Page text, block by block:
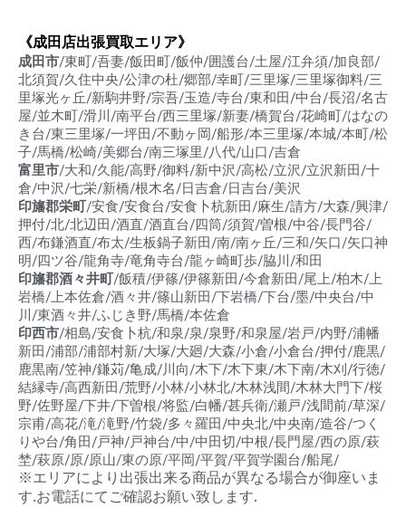
《成田店出張買取エリア》
成田市/東町/吾妻/飯田町/飯仲/囲護台/土屋/江弁須/加良部/
北須賀/久住中央/公津の杜/郷部/幸町/三里塚/三里塚御料/三
里塚光ヶ丘/新駒井野/宗吾/玉造/寺台/東和田/中台/長沼/名古
屋/並木町/滑川/南平台/西三里塚/新妻/橋賀台/花崎町/はなの
き台/東三里塚/一坪田/不動ヶ岡/船形/本三里塚/本城/本町/松
子/馬橋/松崎/美郷台/南三塚里/八代/山口/吉倉
富里市/大和/久能/高野/御料/新中沢/高松/立沢/立沢新田/十
倉/中沢/七栄/新橋/根木名/日吉倉/日吉台/美沢
印旛郡栄町/安食/安食台/安食卜杭新田/麻生/請方/大森/興津/
押付/北/北辺田/酒直/酒直台/四筒/須賀/曽根/中谷/長門谷/
西/布鎌酒直/布太/生板鍋子新田/南/南ヶ丘/三和/矢口/矢口神
明/四ツ谷/龍角寺/竜角寺台/龍ヶ崎町歩/脇川/和田
印旛郡酒々井町/飯積/伊篠/伊篠新田/今倉新田/尾上/柏木/上
岩橋/上本佐倉/酒々井/篠山新田/下岩橋/下台/墨/中央台/中
川/東酒々井/ふじき野/馬橋/本佐倉
印西市/相島/安食卜杭/和泉/泉/泉野/和泉屋/岩戸/内野/浦幡
新田/浦部/浦部村新/大塚/大廻/大森/小倉/小倉台/押付/鹿黒/
鹿黒南/笠神/鎌苅/亀成/川向/木下/木下東/木下南/木刈/行徳/
結縁寺/高西新田/荒野/小林/小林北/木林浅間/木林大門下/桜
野/佐野屋/下井/下曽根/将監/白幡/甚兵衛/瀬戸/浅間前/草深/
宗甫/高花/滝/滝野/竹袋/多々羅田/中央北/中央南/造谷/つく
りや台/角田/戸神/戸神台/中/中田切/中根/長門屋/西の原/萩
埜/萩原/原/原山/東の原/平岡/平賀/平賀学園台/船尾/
※エリアにより出張出来る商品が異なる場合が御座いま
す.お電話にてご確認お願い致します.